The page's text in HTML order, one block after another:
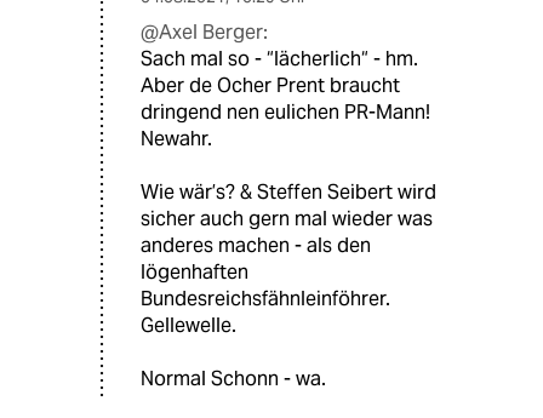
@Axel Berger:
Sach mal so - “lächerlich“ - hm.
Aber de Ocher Prent braucht
dringend nen eulichen PR-Mann!
Newahr.
Wie wär’s? & Steffen Seibert wird
sicher auch gern mal wieder was
anderes machen - als den
lögenhaften
Bundesreichsfähnleinföhrer.
Gellewelle.
Normal Schonn - wa.